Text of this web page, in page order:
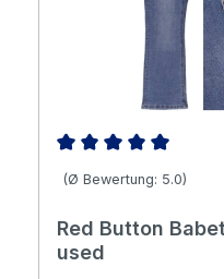
Durchschnittliche
(Ø Bewertung: 5.0)
Red Button
used